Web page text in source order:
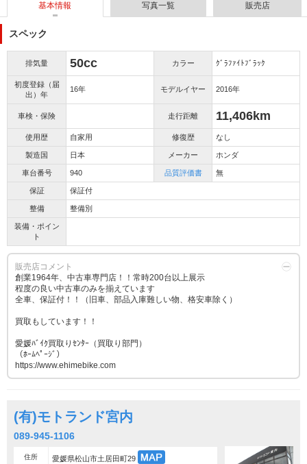
基本情報 写真一覧 販売店
スペック
排気量 50cc カラー ｸﾞﾗﾌｧｲﾄﾌﾞﾗｯｸ
初度登録（届
出）年
16年 モデルイヤー 2016年
車検・保険 走行距離 11,406km
使用歴 自家用 修復歴 なし
製造国 日本 メーカー ホンダ
車台番号 940 品質評価書 無
保証 保証付
整備 整備別
装備・ポイン
ト
販売店コメント
創業1964年、中古車専門店！！常時200台以上展示
程度の良い中古車のみを揃えています
全車、保証付！！（旧車、部品入庫難しい物、格安車除く）
買取もしています！！
愛媛ﾊﾞｲｸ買取りｾﾝﾀｰ（買取り部門）
（ﾎｰﾑﾍﾟｰｼﾞ）
https://www.ehimebike.com
(有)モトランド宮内
089-945-1106
住所 愛媛県松山市土居田町29